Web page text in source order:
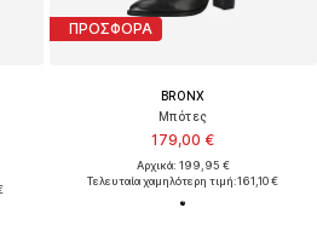
ΠΡΟΣΦΟΡΑ
BRONX
Μπότες
179,00 €
Αρχικά: 199,95 €
Τελευταία χαμηλότερη τιμή:161,10 €